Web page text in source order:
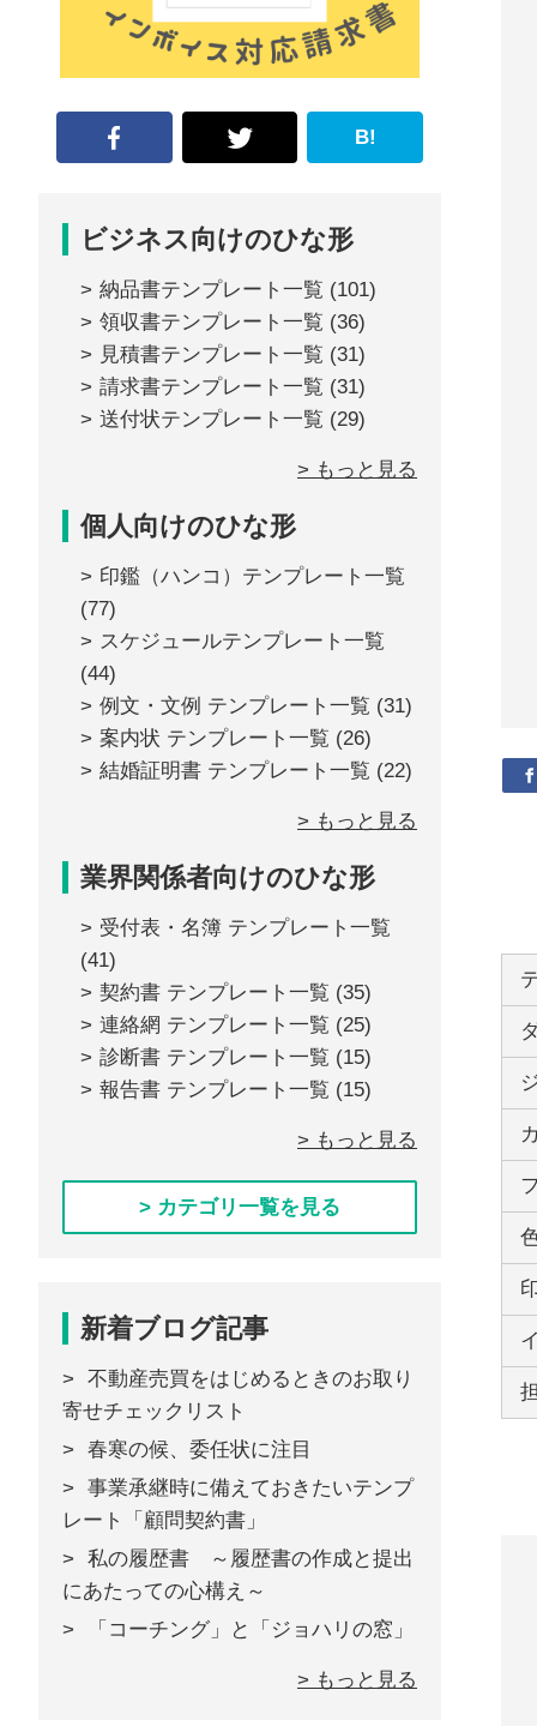
B!
ビジネス向けのひな形
納品書テンプレート一覧 (101)
領収書テンプレート一覧 (36)
見積書テンプレート一覧 (31)
請求書テンプレート一覧 (31)
送付状テンプレート一覧 (29)
> もっと見る
個人向けのひな形
印鑑（ハンコ）テンプレート一覧
(77)
スケジュールテンプレート一覧
(44)
例文・文例 テンプレート一覧 (31)
案内状 テンプレート一覧 (26)
結婚証明書 テンプレート一覧 (22)
> もっと見る
業界関係者向けのひな形
受付表・名簿 テンプレート一覧
(41)
契約書 テンプレート一覧 (35)
連絡網 テンプレート一覧 (25)
診断書 テンプレート一覧 (15)
報告書 テンプレート一覧 (15)
> もっと見る
> カテゴリ一覧を見る
新着ブログ記事
不動産売買をはじめるときのお取り
寄せチェックリスト
春寒の候、委任状に注目
事業承継時に備えておきたいテンプ
レート「顧問契約書」
私の履歴書 ～履歴書の作成と提出
にあたっての心構え～
「コーチング」と「ジョハリの窓」
> もっと見る